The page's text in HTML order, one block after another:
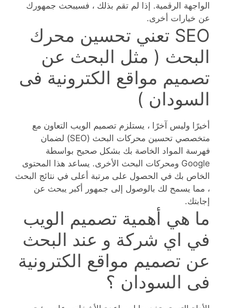
الواجهة الرقمية. إذا لم تقم بذلك ، فسيبحث جمهورك
عن خيارات أخرى.
SEO تعني تحسين محرك
البحث ( مثل البحث عن
تصميم مواقع الكترونية فى
السودان )
أخيرًا وليس آخرًا ، يستلزم تصميم الويب التعاون مع
متخصصي تحسين محركات البحث (SEO) لضمان
فهرسة المواد الخاصة بك بشكل صحيح بواسطة
Google ومحركات البحث الأخرى. يساعد هذا المحتوى
الخاص بك في الحصول على مرتبة أعلى في نتائج البحث
، مما يسمح لك بالوصول إلى جمهور أكبر يبحث عن
إجابتك.
ما هي أهمية تصميم الويب
في اي شركة و عند البحث
عن تصميم مواقع الكترونية
فى السودان ؟